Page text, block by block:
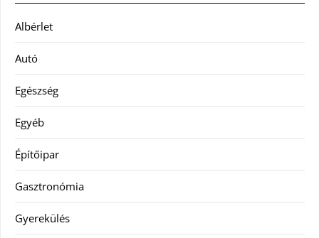
Albérlet
Autó
Egészség
Egyéb
Építőipar
Gasztronómia
Gyerekülés